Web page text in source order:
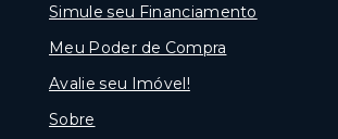
Simule seu Financiamento
Meu Poder de Compra
Avalie seu Imóvel!
Sobre